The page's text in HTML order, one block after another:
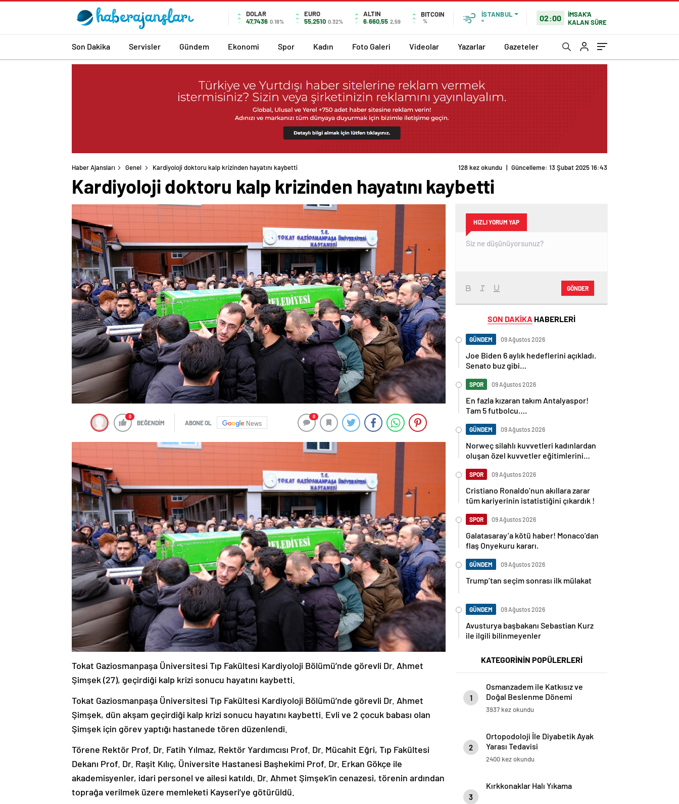
DOLAR
47,7436 0.18%
EURO
55,2510 0.32%
ALTIN
6.660,55 2,59
BITCOIN
%
İSTANBUL
°
02:00
İMSAK'A
KALAN SÜRE
Son Dakika Servisler Gündem Ekonomi Spor Kadın Foto Galeri Videolar Yazarlar Gazeteler
Haber Ajansları Genel Kardiyoloji doktoru kalp krizinden hayatını kaybetti 128 kez okundu | Güncelleme: 13 Şubat 2025 16:43
Kardiyoloji doktoru kalp krizinden hayatını kaybetti
0
BEĞENDİM ABONE OL News
0
Tokat Gaziosmanpaşa Üniversitesi Tıp Fakültesi Kardiyoloji Bölümü’nde görevli Dr. Ahmet
Şimşek (27), geçirdiği kalp krizi sonucu hayatını kaybetti.
Tokat Gaziosmanpaşa Üniversitesi Tıp Fakültesi Kardiyoloji Bölümü’nde görevli Dr. Ahmet
Şimşek, dün akşam geçirdiği kalp krizi sonucu hayatını kaybetti. Evli ve 2 çocuk babası olan
Şimşek için görev yaptığı hastanede tören düzenlendi.
Törene Rektör Prof. Dr. Fatih Yılmaz, Rektör Yardımcısı Prof. Dr. Mücahit Eğri, Tıp Fakültesi
Dekanı Prof. Dr. Raşit Kılıç, Üniversite Hastanesi Başhekimi Prof. Dr. Erkan Gökçe ile
akademisyenler, idari personel ve ailesi katıldı. Dr. Ahmet Şimşek’in cenazesi, törenin ardından
toprağa verilmek üzere memleketi Kayseri’ye götürüldü.
HIZLI YORUM YAP
GÖNDER
SON DAKİKA HABERLERİ
GÜNDEM 09 Ağustos 2026
Joe Biden 6 aylık hedeflerini açıkladı.
Senato buz gibi…
SPOR 09 Ağustos 2026
En fazla kızaran takım Antalyaspor!
Tam 5 futbolcu….
GÜNDEM 09 Ağustos 2026
Norweç silahlı kuvvetleri kadınlardan
oluşan özel kuvvetler eğitimlerini
SPOR 09 Ağustos 2026
Cristiano Ronaldo’nun akıllara zarar
tüm kariyerinin istatistiğini çıkardık !
SPOR 09 Ağustos 2026
Galatasaray’a kötü haber! Monaco’dan
flaş Onyekuru kararı.
GÜNDEM 09 Ağustos 2026
Trump’tan seçim sonrası ilk mülakat
GÜNDEM 09 Ağustos 2026
Avusturya başbakanı Sebastian Kurz
ile ilgili bilinmeyenler
KATEGORİNİN POPÜLERLERİ
1
Osmanzadem ile Katkısız ve
Doğal Beslenme Dönemi
3937 kez okundu
2
Ortopodoloji İle Diyabetik Ayak
Yarası Tedavisi
2400 kez okundu
3
Kırkkonaklar Halı Yıkama